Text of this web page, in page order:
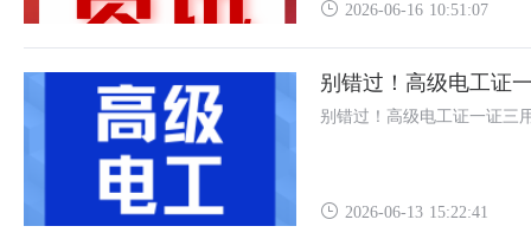
2026-06-16 10:51:07
别错过！高级电工证
别错过！高级电工证一证三
2026-06-13 15:22:41